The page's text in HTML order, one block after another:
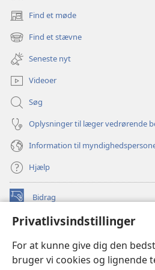
Privatlivsindstillinger
For at kunne give dig den
bruger vi cookies og lignende
Find et møde
(åbner
nyt
vindue)
Find et stævne
(åbner
nyt
vindue)
Seneste nyt
Videoer
Søg
Oplysninger til læger vedrørende
Information til
Hjælp
Bidrag
(åbner
vindue)Watchtower ONLINE LIBRARY™
nyt
vindue)JW Hub
(åbner